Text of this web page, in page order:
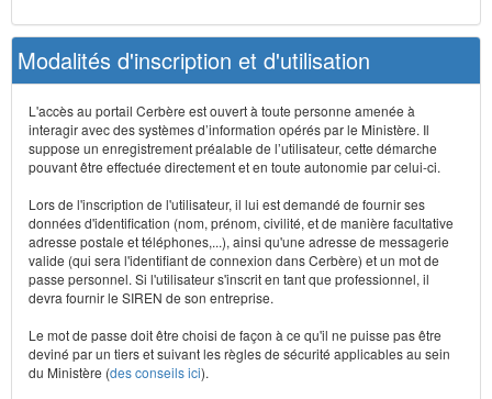
Modalités d'inscription et d'utilisation
L'accès au portail Cerbère est ouvert à toute personne amenée à
interagir avec des systèmes d’information opérés par le Ministère. Il
suppose un enregistrement préalable de l’utilisateur, cette démarche
pouvant être effectuée directement et en toute autonomie par celui-ci.
Lors de l'inscription de l'utilisateur, il lui est demandé de fournir ses
données d'identification (nom, prénom, civilité, et de manière facultative
adresse postale et téléphones,...), ainsi qu'une adresse de messagerie
valide (qui sera l'identifiant de connexion dans Cerbère) et un mot de
passe personnel. Si l'utilisateur s'inscrit en tant que professionnel, il
devra fournir le SIREN de son entreprise.
Le mot de passe doit être choisi de façon à ce qu'il ne puisse pas être
deviné par un tiers et suivant les règles de sécurité applicables au sein
du Ministère (des conseils ici).